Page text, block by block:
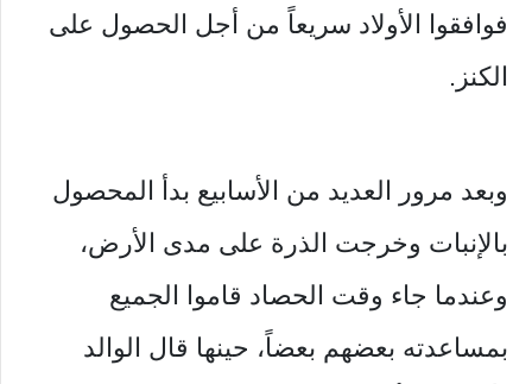
فوافقوا الأولاد سريعاً من أجل الحصول على
الكنز.
وبعد مرور العديد من الأسابيع بدأ المحصول
بالإنبات وخرجت الذرة على مدى الأرض،
وعندما جاء وقت الحصاد قاموا الجميع
بمساعدته بعضهم بعضاً، حينها قال الوالد